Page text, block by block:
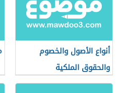
أنواع الأصول والخصوم
والحقوق الملكية